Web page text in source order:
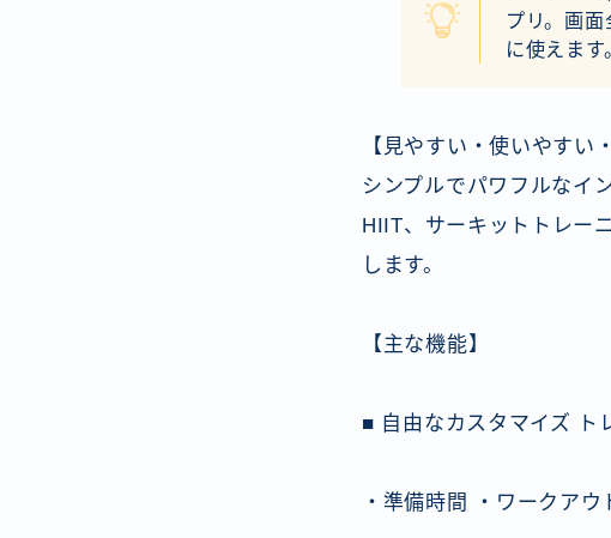
プリ。画
に使えます
【見やすい・使いやすい
シンプルでパワフルなイ
HIIT、サーキットトレー
します。
【主な機能】
■ 自由なカスタマイズ ト
・準備時間 ・ワークアウ